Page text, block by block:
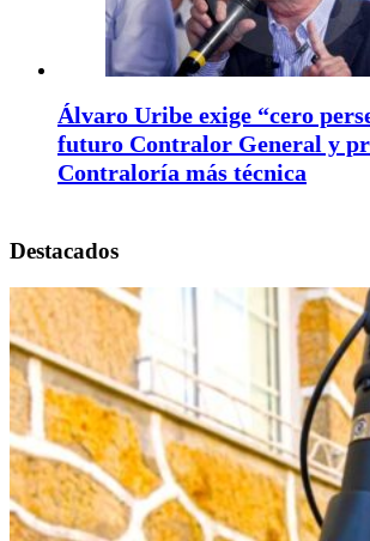
Álvaro Uribe exige “cero
futuro Contralor General y
Contraloría más técnica
Destacados